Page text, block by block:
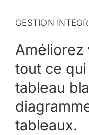
GESTION
Améliorez
tout ce
tableau
tableaux.